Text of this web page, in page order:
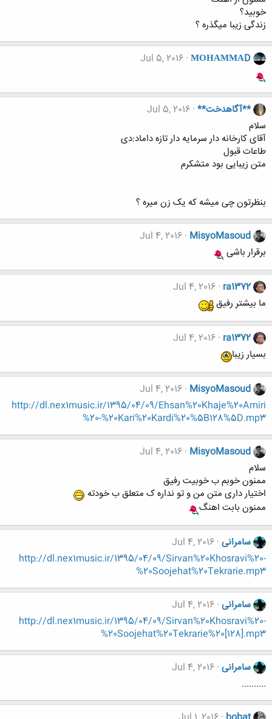
خوبید؟
زندگی زیبا میگذره ؟
ΜΟΗΑΜΜΑD
Jul 5, 2016
**آگاهدخت** Jul 5, 2016
سلام
آقای کارخانه دار سرمایه دار تازه داماد:دی
طاعات قبول
متن زیبایی بود متشکرم
بنظرتون چی میشه که یک زن میره ؟
MisyoMasoud
Jul 4, 2016
برقرار باشی
ra1372
Jul 4, 2016
ما بیشتر رفیق
ra1372
Jul 4, 2016
بسیار زیبا
MisyoMasoud
Jul 4, 2016
http://dl.nex1music.ir/1395/04/09/Ehsan%20Khaje%20Amiri
%20-%20Kari%20Kardi%20%5B128%5D.mp3
MisyoMasoud
Jul 4, 2016
سلام
ممنون خوبم ب خوبیت رفیق
اختیار داری متن من و تو نداره ک متعلق ب خودته
ممنون بابت اهنگ
سامرانی Jul 4, 2016
http://dl.nex1music.ir/1395/04/09/Sirvan%20Khosravi%20-
%20Soojehat%20Tekrarie.mp3
سامرانی Jul 4, 2016
http://dl.nex1music.ir/1395/04/09/Sirvan%20Khosravi%20-
%20Soojehat%20Tekrarie%20[128].mp3
سامرانی Jul 4, 2016
..........